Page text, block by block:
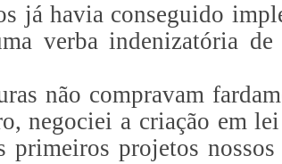
já havia conseguido
verba indenizatória
não compravam
negociei a criação em
primeiros projetos